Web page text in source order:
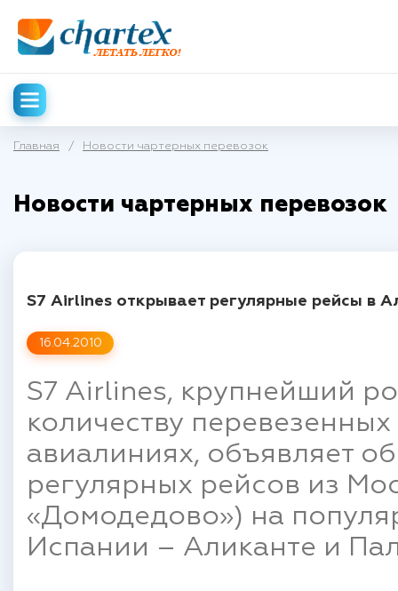
Главная / Новости чартерных перевозок
Новости чартерных перевозок
16.04.2010
S7 Airlines открывает регулярные рейсы в
S7 Airlines, крупнейший
количеству
авиалиниях, объявляет
регулярных рейсов из
«Домодедово») на
Испании – Аликанте и